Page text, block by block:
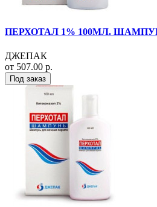
ПЕРХОТАЛ 1% 100МЛ.
ДЖЕПАК
от 507.00 р.
Под заказ